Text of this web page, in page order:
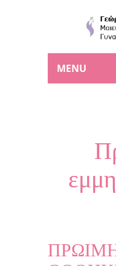
MENU